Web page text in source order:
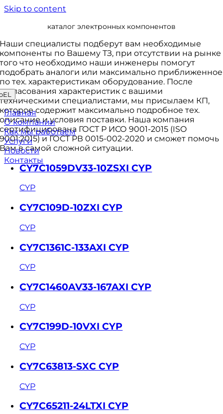
Skip to content
Главная
О компании
Как мы работаем
Услуги
Новости
Контакты
каталог электронных компонентов
Наши специалисты подберут вам необходимые
компоненты по Вашему ТЗ, при отсутствии на рынке
того что необходимо наши инженеры помогут
подобрать аналоги или максимально приближенное
по тех. характеристикам оборудование. После
согласования характеристик с вашими
техническими специалистами, мы присылаем КП,
которое содержит максимально подробное тех.
описание и условия поставки. Наша компания
сертифицирована ГОСТ Р ИСО 9001-2015 (ISO
9001:2015) и ГОСТ РВ 0015-002-2020 и сможет помочь
Вам в самой сложной ситуации.
CY7C1059DV33-10ZSXI CYP
CYP
CY7C109D-10ZXI CYP
CYP
CY7C1361C-133AXI CYP
CYP
CY7C1460AV33-167AXI CYP
CYP
CY7C199D-10VXI CYP
CYP
CY7C63813-SXC CYP
CYP
CY7C65211-24LTXI CYP